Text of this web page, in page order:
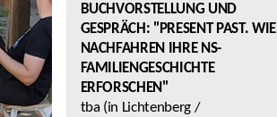
BUCHVORSTELLUNG UND
GESPRÄCH: "PRESENT PAST. WIE
NACHFAHREN IHRE NS-
FAMILIENGESCHICHTE
ERFORSCHEN"
tba (in Lichtenberg /